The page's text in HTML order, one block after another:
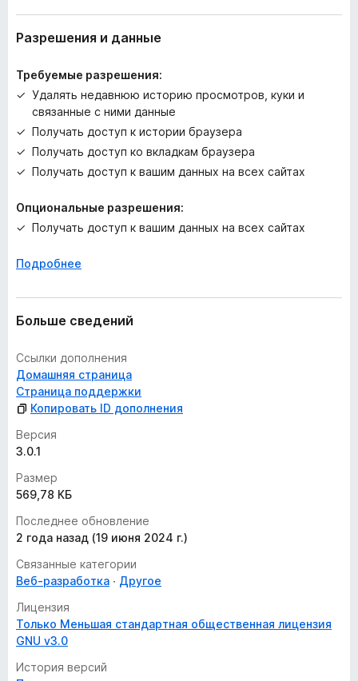
е
т
Разрешения и данные
Требуемые разрешения:
Удалять недавнюю историю просмотров, куки и
связанные с ними данные
Получать доступ к истории браузера
Получать доступ ко вкладкам браузера
Получать доступ к вашим данных на всех сайтах
Опциональные разрешения:
Получать доступ к вашим данных на всех сайтах
Подробнее
Больше сведений
Ссылки дополнения
Домашняя страница
Страница поддержки
Копировать ID дополнения
Версия
3.0.1
Размер
569,78 КБ
Последнее обновление
2 года назад (19 июня 2024 г.)
Связанные категории
Веб-разработка
Другое
Лицензия
Только Меньшая стандартная общественная лицензия
GNU v3.0
История версий